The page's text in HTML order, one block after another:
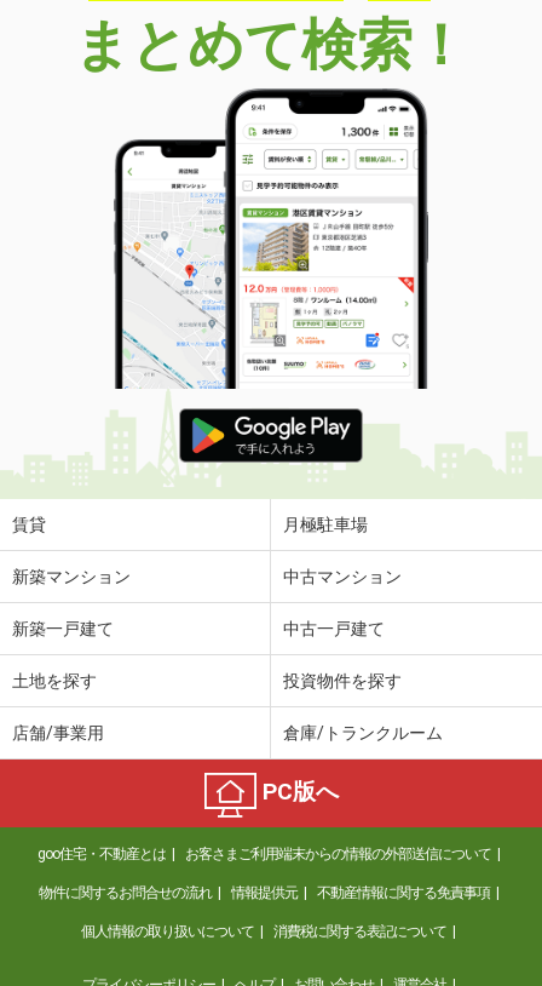
鹿児島県日置市東市来町長里
価 格
4.20万円
鹿児島県日置市東市来町長里
51.67m²
間取り
2LDK
鹿児島県鹿児島市西別府町
価 格
4.40万円
住 所
鹿児島県鹿児島市西別府町
専有面積 26.08m²
間取り
1K
鹿児島県鹿児島市東谷山１丁目
価 格
6.90万円
住 所
鹿児島県鹿児島市東谷山１丁目
専有面積
鹿児島県鹿児島市武２
5.50万円
鹿児島県鹿屋市新川町
4.35万円
住 所
鹿児島県鹿屋市新川町
専有面積 42.98m²
間取り
2DK
鹿児島県鹿児島市上福元町
まとめて検索！
賃貸 月極駐車場
新築マンション 中古マンション
新築一戸建て 中古一戸建て
土地を探す 投資物件を探す
店舗/事業用 倉庫/トランクルーム
PC版へ
goo住宅・不動産とは お客さまご利用端末からの情報の外部送信について
物件に関するお問合せの流れ 情報提供元 不動産情報に関する免責事項
個人情報の取り扱いについて 消費税に関する表記について